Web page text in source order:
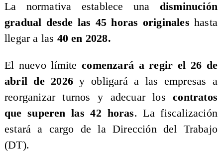
La normativa establece una disminución
gradual desde las 45 horas originales hasta
llegar a las 40 en 2028.
El nuevo límitecomenzará a regir el 26 de
abril de 2026 y obligará a las empresas a
reorganizar turnos y adecuar loscontratos
que superen las 42 horas. La fiscalización
estará a cargo de la Dirección del Trabajo
(DT).